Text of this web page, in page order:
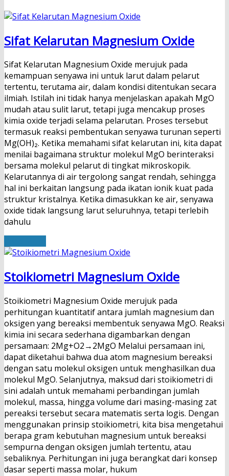
Sifat Kelarutan Magnesium Oxide
Sifat Kelarutan Magnesium Oxide merujuk pada
kemampuan senyawa ini untuk larut dalam pelarut
tertentu, terutama air, dalam kondisi ditentukan secara
ilmiah. Istilah ini tidak hanya menjelaskan apakah MgO
mudah atau sulit larut, tetapi juga mencakup proses
kimia oxide terjadi selama pelarutan. Proses tersebut
termasuk reaksi pembentukan senyawa turunan seperti
Mg(OH)₂. Ketika memahami sifat kelarutan ini, kita dapat
menilai bagaimana struktur molekul MgO berinteraksi
bersama molekul pelarut di tingkat mikroskopik.
Kelarutannya di air tergolong sangat rendah, sehingga
hal ini berkaitan langsung pada ikatan ionik kuat pada
struktur kristalnya. Ketika dimasukkan ke air, senyawa
oxide tidak langsung larut seluruhnya, tetapi terlebih
dahulu
Stoikiometri Magnesium Oxide
Stoikiometri Magnesium Oxide merujuk pada
perhitungan kuantitatif antara jumlah magnesium dan
oksigen yang bereaksi membentuk senyawa MgO. Reaksi
kimia ini secara sederhana digambarkan dengan
persamaan: 2Mg+O2​→2MgO Melalui persamaan ini,
dapat diketahui bahwa dua atom magnesium bereaksi
dengan satu molekul oksigen untuk menghasilkan dua
molekul MgO. Selanjutnya, maksud dari stoikiometri di
sini adalah untuk memahami perbandingan jumlah
molekul, massa, hingga volume dari masing-masing zat
pereaksi tersebut secara matematis serta logis. Dengan
menggunakan prinsip stoikiometri, kita bisa mengetahui
berapa gram kebutuhan magnesium untuk bereaksi
sempurna dengan oksigen jumlah tertentu, atau
sebaliknya. Perhitungan ini juga berangkat dari konsep
dasar seperti massa molar, hukum